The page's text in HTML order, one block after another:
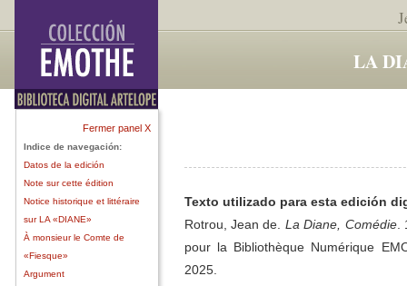
LA
Fermer panel X
Indice de navegación:
Datos de la edición
Note sur cette édition
Notice historique et littéraire
sur LA «DIANE»
À monsieur le Comte de
«Fiesque»
Argument
Texto utilizado para esta edición
Rotrou, Jean de. La Diane, Comédie.
pour la Bibliothèque Numérique
2025.